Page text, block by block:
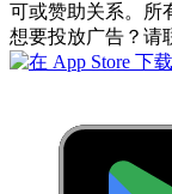
可或赞助关系。所
想要投放广告？请